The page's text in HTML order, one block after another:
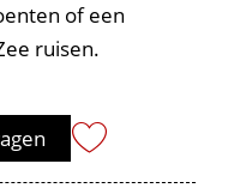
of een
ruisen.